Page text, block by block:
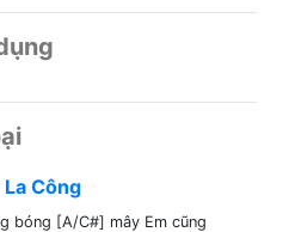
Công
bóng [A/C#] mây Em cũng